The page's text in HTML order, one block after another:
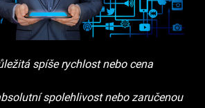
spíše rychlost nebo cena
spolehlivost nebo zaručenou